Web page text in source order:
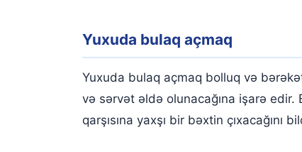
Yuxuda tarixi bulaq görmək
Yuxuda bulaqdan süd axdığını görmək
Yuxuda bulaq hortumu görmək
Yuxuda bulaq açmaq
Yuxuda bulaq açmaq bolluq və
və sərvət əldə olunacağına işarə
qarşısına yaxşı bir bəxtin çıxacağını